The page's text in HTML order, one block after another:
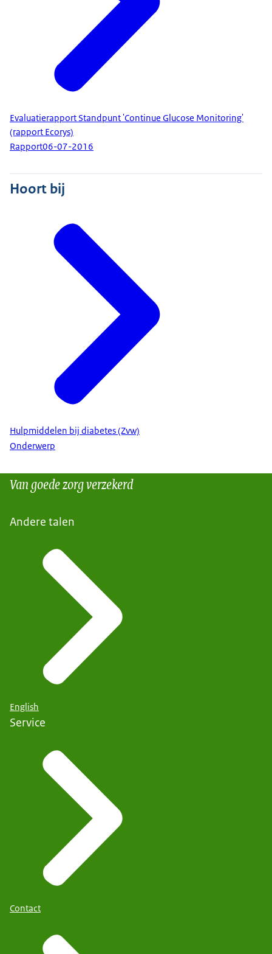
Evaluatierapport Standpunt 'Continue Glucose Monitoring'
(rapport Ecorys)
Rapport06-07-2016
Hoort bij
Hulpmiddelen bij diabetes (Zvw)
Onderwerp
Van goede zorg verzekerd
Andere talen
English
Service
Contact